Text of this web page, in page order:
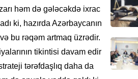
həm də gələcəkdə ixrac
ki, hazırda Azərbaycanın
bu rəqəm artmaq üzrədir.
tikintisi davam edir
tərəfdaşlıq daha da
HADISƏ